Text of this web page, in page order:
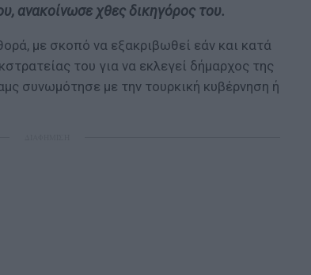
ανακοίνωσε χθες δικηγόρος του.
με σκοπό να εξακριβωθεί εάν και κατά
του για να εκλεγεί δήμαρχος της
συνωμότησε με την τουρκική κυβέρνηση ή